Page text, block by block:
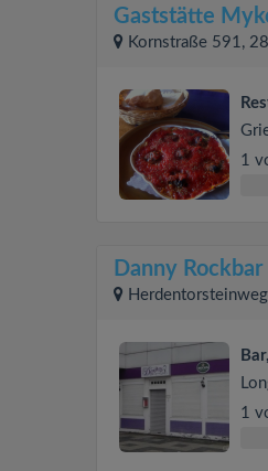
Gaststätte
Kornstraße 591,
1
Danny Rockbar
1